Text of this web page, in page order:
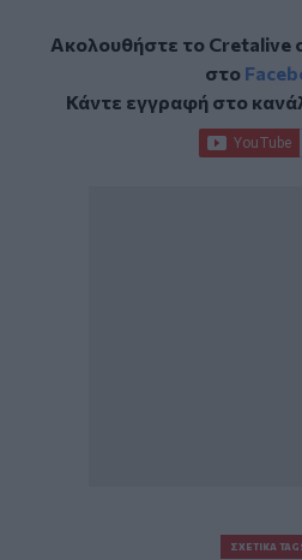
Ακολουθήστε το Cretalive
στο
Κάντε εγγραφή στο
ΣΧΕΤΙΚΆ